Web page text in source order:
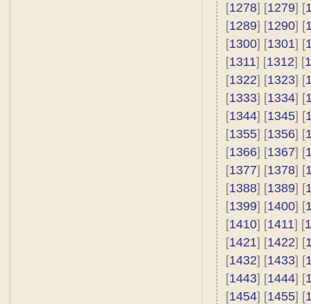
[1278] [1279] [
[1289] [1290] [
[1300] [1301] [
[1311] [1312] [
[1322] [1323] [
[1333] [1334] [
[1344] [1345] [
[1355] [1356] [
[1366] [1367] [
[1377] [1378] [
[1388] [1389] [
[1399] [1400] [
[1410] [1411] [
[1421] [1422] [
[1432] [1433] [
[1443] [1444] [
[1454] [1455] [